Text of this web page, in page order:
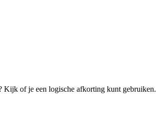
Kijk of je een logische afkorting kunt gebruiken.